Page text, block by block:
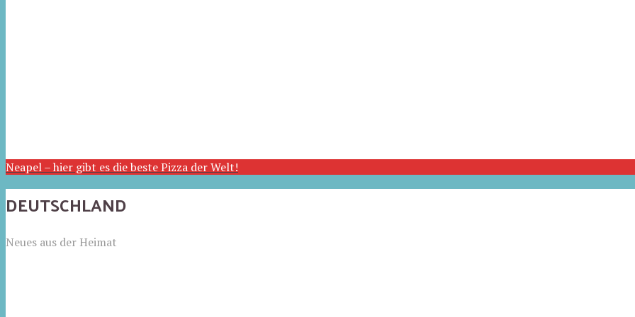
Neapel – hier gibt es die beste Pizza der Welt!
DEUTSCHLAND
Neues aus der Heimat